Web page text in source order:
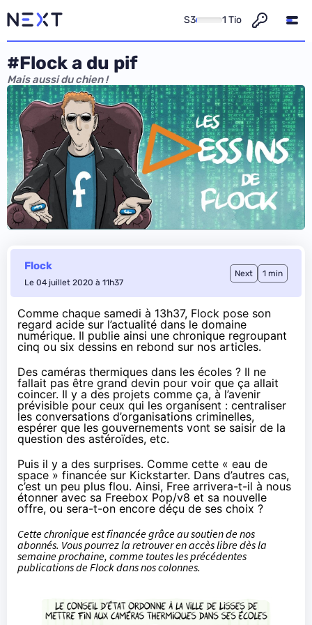
S3 1 Tio
#Flock a du pif
Mais aussi du chien !
Flock
Le 04 juillet 2020 à 11h37
Next 1 min
Comme chaque samedi à 13h37, Flock pose son
regard acide sur l’actualité dans le domaine
numérique. Il publie ainsi une chronique regroupant
cinq ou six dessins en rebond sur nos articles.
Des caméras thermiques dans les écoles ? Il ne
fallait pas être grand devin pour voir que ça allait
coincer. Il y a des projets comme ça, à l’avenir
prévisible pour ceux qui les organisent : centraliser
les conversations d’organisations criminelles,
espérer que les gouvernements vont se saisir de la
question des astéroïdes, etc.
Puis il y a des surprises. Comme cette « eau de
space » financée sur Kickstarter. Dans d’autres cas,
c’est un peu plus flou. Ainsi, Free arrivera-t-il à nous
étonner avec sa Freebox Pop/v8 et sa nouvelle
offre, ou sera-t-on encore déçu de ses choix ?
Cette chronique est financée grâce au soutiende nos
abonnés. Vous pourrez la retrouver en accès libre dès la
semaine prochaine, comme toutes les précédentes
publications de Flockdans nos colonnes.